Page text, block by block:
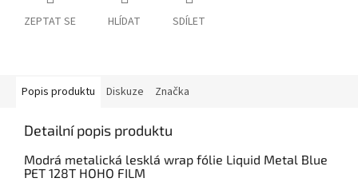
ZEPTAT SE HLÍDAT SDÍLET
Popis produktu Diskuze Značka
Detailní popis produktu
Modrá metalická lesklá wrap fólie Liquid Metal Blue
PET 128T HOHO FILM